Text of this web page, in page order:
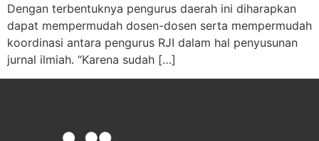
Dengan terbentuknya pengurus daerah ini diharapkan
dapat mempermudah dosen-dosen serta mempermudah
koordinasi antara pengurus RJI dalam hal penyusunan
jurnal ilmiah. “Karena sudah […]